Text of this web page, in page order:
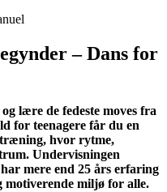
Måned
/
Manuel
– Dans for
lære de fedeste moves fra
for teenagere får du en
hvor rytme,
Undervisningen
mere end 25 års erfaring
miljø for alle.